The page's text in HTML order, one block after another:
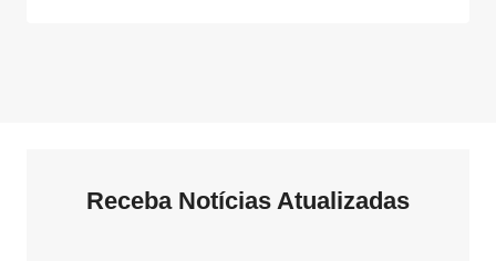
Receba Notícias Atualizadas